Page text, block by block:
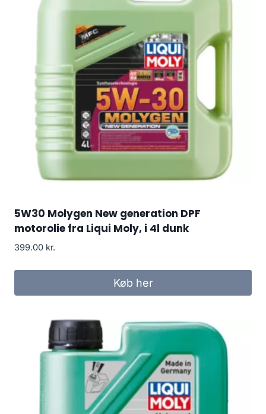
5W30 Molygen New generation DPF
motorolie fra Liqui Moly, i 4l dunk
399.00 kr.
Køb her